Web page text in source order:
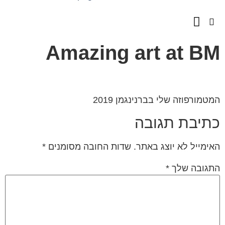
Amazing art at
שלי בברנינגמן 2019
תגובה
לא יוצג באתר. שדות החובה מסומנים*
שלך*